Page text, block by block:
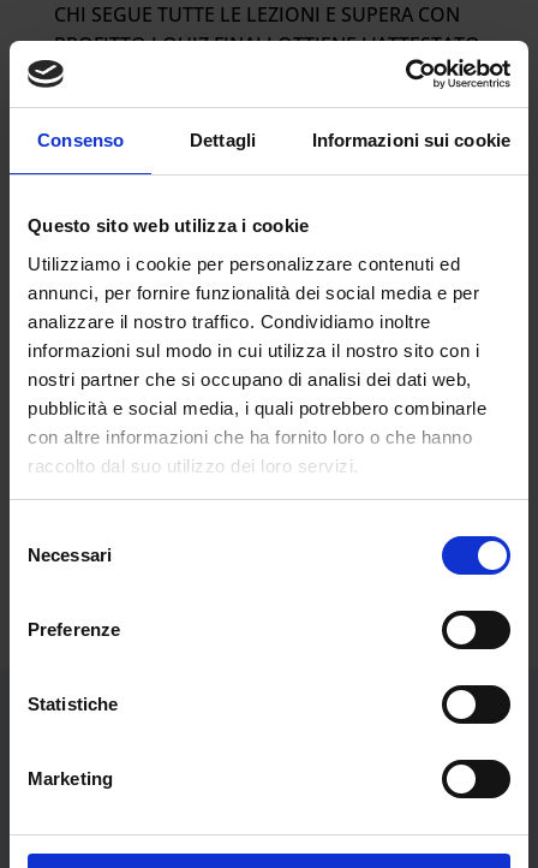
Consenso Dettagli Informazioni sui cookie
Questo sito web utilizza i cookie
Utilizziamo i cookie per personalizzare contenuti ed
annunci, per fornire funzionalità dei social media e per
analizzare il nostro traffico. Condividiamo inoltre
informazioni sul modo in cui utilizza il nostro sito con i
nostri partner che si occupano di analisi dei dati web,
pubblicità e social media, i quali potrebbero combinarle
con altre informazioni che ha fornito loro o che hanno
raccolto dal suo utilizzo dei loro servizi.
delNecessari
Preferenze
Statistiche
Marketing
CHI SEGUE TUTTE LE LEZIONI E SUPERA CON
PROFITTO I QUIZ FINALI OTTIENE L’ATTESTATO
CON IDONEITA’ .
CORSO DI ALTA FORMAZIONE SULLA CRISI
SSD
MATERIA
IUS/01
diritto civile e
commerciale
1 10
IUS/04
diritto fallimentare e
dell’esecuzione civile
1 10
SECS-
economia aziendale
IUS/12
COMPILA IL FORM PER
RICEVERE MAGGIORI
INFORMAZIONI: